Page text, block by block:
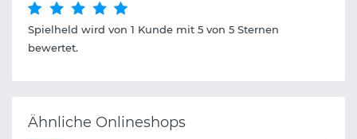
Spielheld wird von 1 Kunde mit 5 von 5 Sternen
bewertet.
Ähnliche Onlineshops